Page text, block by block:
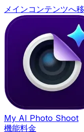
メインコンテンツへ
My AI Photo Shoot
機能料金